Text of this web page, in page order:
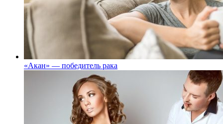
«Акан» — победитель рака